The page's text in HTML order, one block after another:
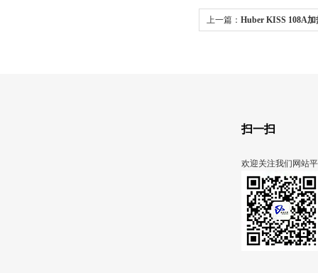
上一篇： Huber KISS 108A
扫一扫
欢迎关注我们网站